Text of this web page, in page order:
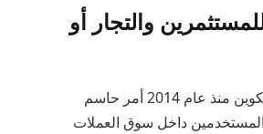
والتجار أو
فهم نتائج استثمار البيتكوين منذ عام 2014 أمر حاسم
داخل سوق العملات